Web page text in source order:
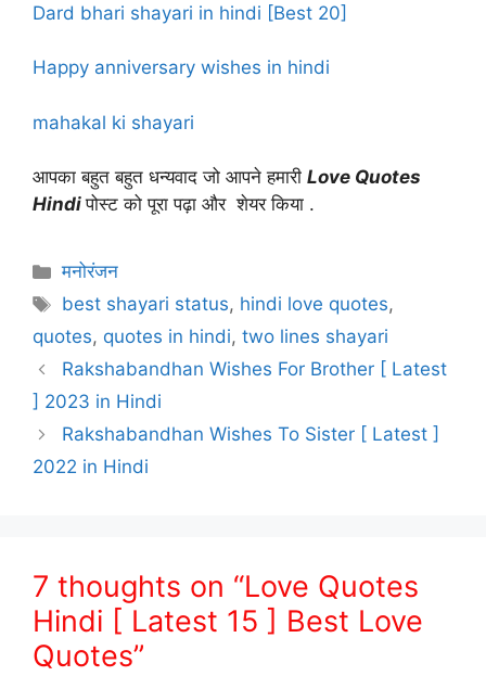
Dard bhari shayari in hindi [Best 20]
Happy anniversary wishes in hindi
mahakal ki shayari
आपका बहुत बहुत धन्यवाद जो आपने हमारी Love Quotes
Hindi पोस्ट को पूरा पढ़ा और शेयर किया .
Categories
मनोरंजन
Tags
best shayari status, hindi love quotes,
quotes, quotes in hindi, two lines shayari
Rakshabandhan Wishes For Brother [ Latest
] 2023 in Hindi
Rakshabandhan Wishes To Sister [ Latest ]
2022 in Hindi
7 thoughts on “Love Quotes
Hindi [ Latest 15 ] Best Love
Quotes”